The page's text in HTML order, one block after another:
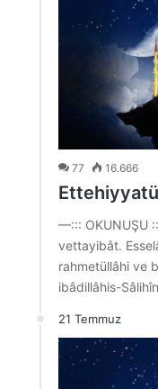
77 16.666
Ettehiyyatü
—::: OKUNUŞU
vettayibât.
rahmetüllâhi ve
ibâdillâhis-
21 Temmuz